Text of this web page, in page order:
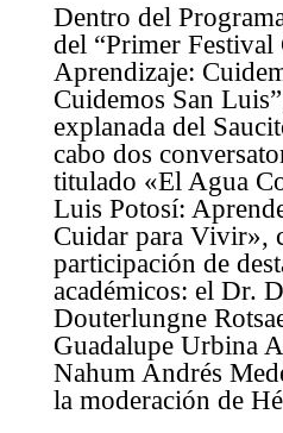
Dentro del
del “Primer Festival
Aprendizaje:
Cuidemos San
explanada del
cabo dos
titulado «El Agua
Luis Potosí:
Cuidar para Vivir»,
participación de
académicos: el Dr.
Douterlungne
Guadalupe Urbina
Nahum Andrés
la moderación de